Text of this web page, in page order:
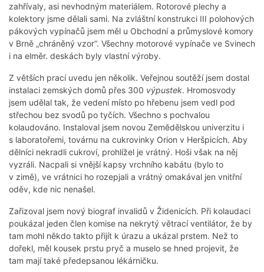
zahřívaly, asi nevhodným materiálem. Rotorové plechy a
kolektory jsme dělali sami. Na zvláštní konstrukci III polohových
pákových vypínačů jsem měl u Obchodní a průmyslové komory
v Brně „chráněný vzor“. Všechny motorové vypínače ve Svinech
i na elměr. deskách byly vlastní výroby.
Z větších prací uvedu jen několik. Veřejnou soutěží jsem dostal
instalaci zemských domů přes 300 výpustek. Hromosvody
jsem udělal tak, že vedení místo po hřebenu jsem vedl pod
střechou bez svodů po tyčích. Všechno s pochvalou
kolaudováno. Instaloval jsem novou Zemědělskou univerzitu i
s laboratořemi, továrnu na cukrovinky Orion v Heršpicích. Aby
dělníci nekradli cukroví, prohlížel je vrátný. Hoši však na něj
vyzráli. Nacpali si vnější kapsy vrchního kabátu (bylo to
v zimě), ve vrátnici ho rozepjali a vrátný omakával jen vnitřní
oděv, kde nic nenašel.
Zařizoval jsem nový biograf invalidů v Židenicích. Při kolaudaci
poukázal jeden člen komise na nekrytý větrací ventilátor, že by
tam mohl někdo takto přijít k úrazu a ukázal prstem. Než to
dořekl, měl kousek prstu pryč a muselo se hned projevit, že
tam mají také předepsanou lékárničku.